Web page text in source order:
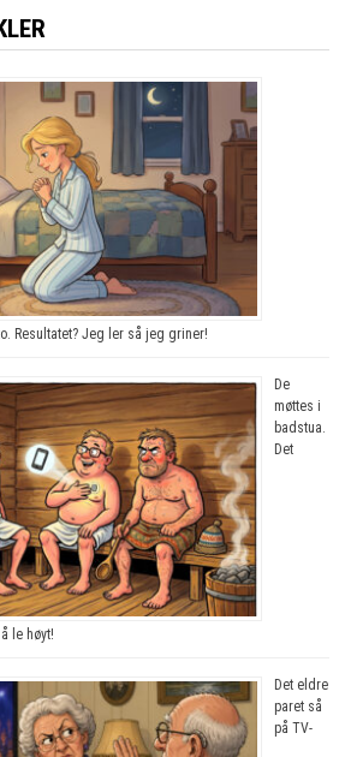
Resultatet? Jeg ler så jeg griner!
De
møttes i
badstua.
Det
le høyt!
Det eldre
paret så
på TV-